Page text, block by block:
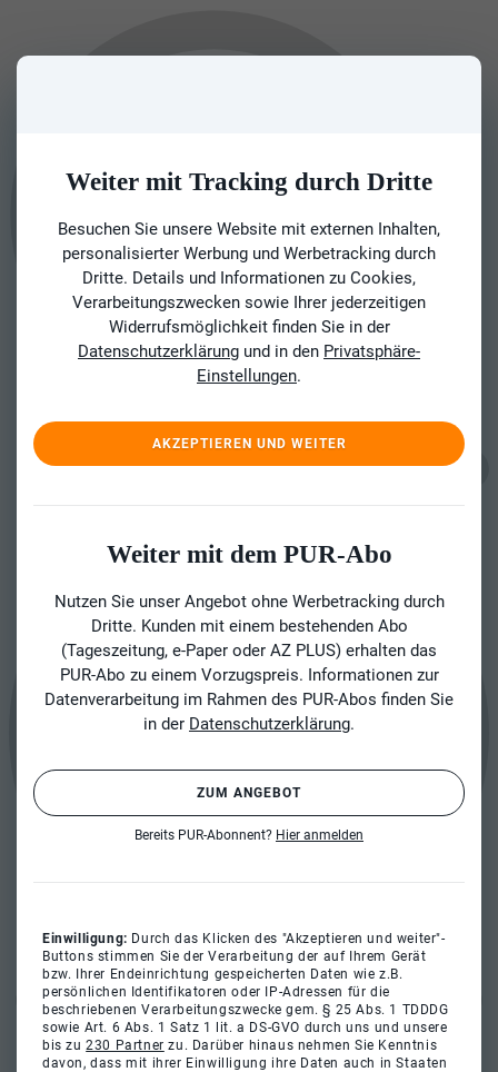
Weiter mit Tracking durch Dritte
Besuchen Sie unsere Website mit externen Inhalten,
personalisierter Werbung und Werbetracking durch
Dritte. Details und Informationen zu Cookies,
Verarbeitungszwecken sowie Ihrer jederzeitigen
Widerrufsmöglichkeit finden Sie in der
Datenschutzerklärung und in den Privatsphäre-
Einstellungen.
AKZEPTIEREN UND WEITER
Weiter mit dem PUR-Abo
Nutzen Sie unser Angebot ohne Werbetracking durch
Dritte. Kunden mit einem bestehenden Abo
(Tageszeitung, e-Paper oder AZ PLUS) erhalten das
PUR-Abo zu einem Vorzugspreis. Informationen zur
Datenverarbeitung im Rahmen des PUR-Abos finden Sie
in der Datenschutzerklärung.
ZUM ANGEBOT
Bereits PUR-Abonnent? Hier anmelden
Einwilligung: Durch das Klicken des "Akzeptieren und weiter"-
Buttons stimmen Sie der Verarbeitung der auf Ihrem Gerät
bzw. Ihrer Endeinrichtung gespeicherten Daten wie z.B.
persönlichen Identifikatoren oder IP-Adressen für die
beschriebenen Verarbeitungszwecke gem. § 25 Abs. 1 TDDDG
sowie Art. 6 Abs. 1 Satz 1 lit. a DS-GVO durch uns und unsere
bis zu230 Partner zu. Darüber hinaus nehmen Sie Kenntnis
davon, dass mit ihrer Einwilligung ihre Daten auch in Staaten